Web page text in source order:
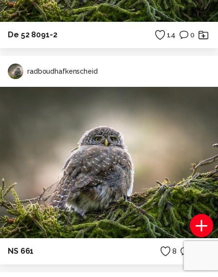
De 52 8091-2 14 0
radboudhafkenscheid
NS 661 8